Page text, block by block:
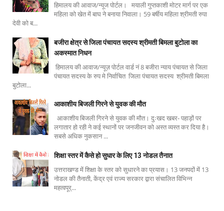
हिमालय की आवाज/न्यूज पोर्टल। मयाली गुप्तकाशी मोटर मार्ग पर एक
महिला को खेत में बाघ ने बनाया निवाला। 59 बर्षीय महिला श्रीमती रुपा
देवी को ब...
बजीरा क्षेत्र से जिला पंचायत सदस्य श्रीमती बिमला बुटोला का
अकस्मात निधन
हिमालय की आवाज/न्यूज़ पोर्टल वार्ड नं 8 बजीरा न्याय पंचायत से जिला
पंचायत सदस्य के रुप मे निर्वाचित जिला पंचायत सदस्य श्रीमती बिमला
बुटोला...
आकाशीय बिजली गिरने से युवक की मौत
आकाशीय बिजली गिरने से युवक की मौत। दुःखद खबर- पहाड़ों पर
लगातार हो रही ने कई स्थानों पर जनजीवन को अस्त व्यस्त कर दिया है।
सबसे अधिक नुकसान ...
शिक्षा स्तर में कैसे हो सुधार के लिए 13 नोडल तैनात
उत्तराखण्ड में शिक्षा के स्तर को सुधारने का प्रयास। 13 जनपदों में 13
नोडल की तैनाती, केंद्र एवं राज्य सरकार द्वारा संचालित विभिन्न
महत्वपूर्...